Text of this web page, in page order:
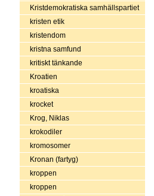
Kristdemokratiska samhällspartiet
kristen etik
kristendom
kristna samfund
kritiskt tänkande
Kroatien
kroatiska
krocket
Krog, Niklas
krokodiler
kromosomer
Kronan (fartyg)
kroppen
kroppen